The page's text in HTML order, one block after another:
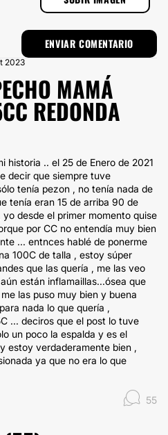
2023
MAMÁ
REDONDA
historia .. el 25 de Enero de 2021
decir que siempre tuve
tenía pezon , no tenía nada de
tenía eran 15 de arriba 90 de
desde el primer momento quise
por CC no entendía muy bien
... entnces hablé de ponerme
100C de talla , estoy súper
que las quería , me las veo
están inflamaillas...ósea que
las puso muy bien y buena
nada lo que quería ,
... deciros que el post lo tuve
un poco la espalda y es el
estoy verdaderamente bien ,
ya que no era lo que
55